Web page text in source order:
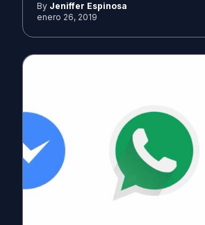
By Jeniffer Espinosa
enero 26, 2019